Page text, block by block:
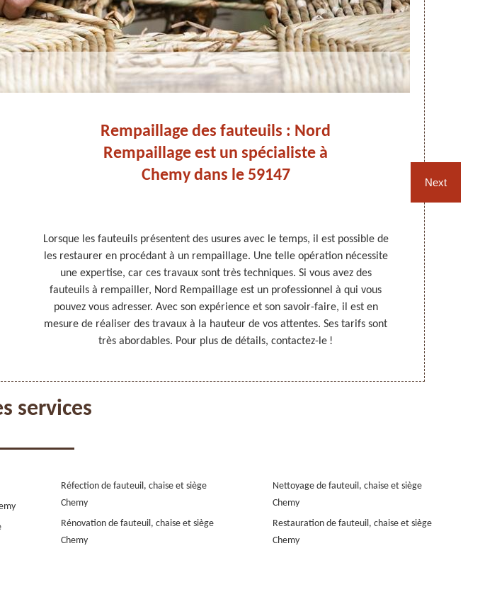
Rempaillage des fauteuils : Nord
Rempaillage est un spécialiste à
Chemy dans le 59147
Lorsque les fauteuils présentent des usures avec le temps, il est possible de
les restaurer en procédant à un rempaillage. Une telle opération nécessite
une expertise, car ces travaux sont très techniques. Si vous avez des
fauteuils à rempailler, Nord Rempaillage est un professionnel à qui vous
pouvez vous adresser. Avec son expérience et son savoir-faire, il est en
mesure de réaliser des travaux à la hauteur de vos attentes. Ses tarifs sont
très abordables. Pour plus de détails, contactez-le !
Next
services
Réfection de fauteuil, chaise et siège
Chemy
Rénovation de fauteuil, chaise et siège
Chemy
Nettoyage de fauteuil, chaise et siège
Chemy
Restauration de fauteuil, chaise et siège
Chemy